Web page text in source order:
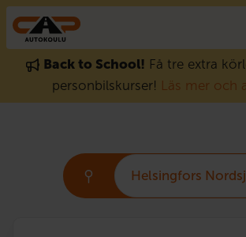
Gå till innehåll
Back to School! Få tre extra
personbilskurser! Läs mer och
Helsingfors